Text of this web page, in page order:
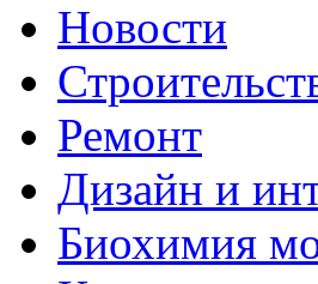
Новости
Ремонт
Дизайн и
Биохимия